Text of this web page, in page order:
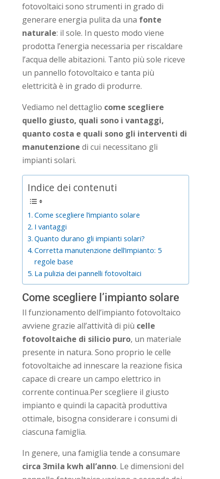
fotovoltaici sono strumenti in grado di
generare energia pulita da una fonte
naturale: il sole. In questo modo viene
prodotta l’energia necessaria per riscaldare
l’acqua delle abitazioni. Tanto più sole riceve
un pannello fotovoltaico e tanta più
elettricità è in grado di produrre.
Vediamo nel dettaglio come scegliere
quello giusto, quali sono i vantaggi,
quanto costa e quali sono gli interventi di
manutenzione di cui necessitano gli
impianti solari.
Indice dei contenuti
Come scegliere l’impianto solare
I vantaggi
Quanto durano gli impianti solari?
Corretta manutenzione dell’impianto: 5
regole base
La pulizia dei pannelli fotovoltaici
Come scegliere l’impianto solare
Il funzionamento dell’impianto fotovoltaico
avviene grazie all’attività di più celle
fotovoltaiche di silicio puro, un materiale
presente in natura. Sono proprio le celle
fotovoltaiche ad innescare la reazione fisica
capace di creare un campo elettrico in
corrente continua.Per scegliere il giusto
impianto e quindi la capacità produttiva
ottimale, bisogna considerare i consumi di
ciascuna famiglia.
In genere, una famiglia tende a consumare
circa 3mila kwh all’anno. Le dimensioni del